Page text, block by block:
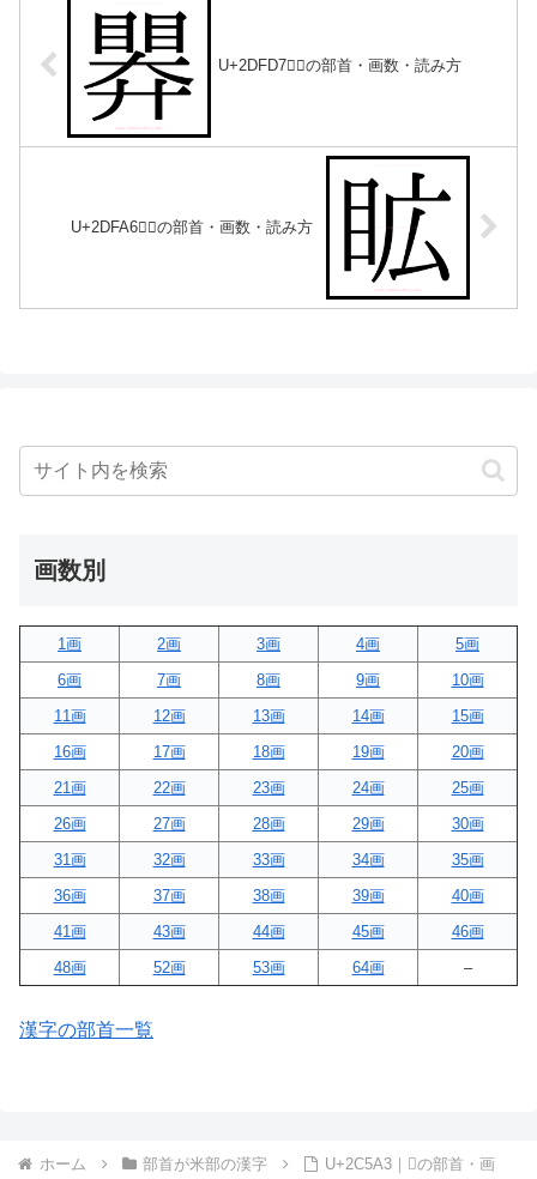
U+2DFD7｜𭿗の部首・画数・読み方
U+2DFA6｜𭾦の部首・画数・読み方
画数別
1画 2画 3画 4画
5画
6画
7画 8画 9画
10画
11画
12画 13画 14画
15画
16画
17画 18画 19画
20画
21画
22画 23画 24画
25画
26画
27画 28画 29画
30画
31画
32画 33画 34画
35画
36画
37画 38画 39画
40画
41画
43画 44画 45画
46画
48画
52画 53画 64画 –
漢字の部首一覧
ホーム 部首が米部の漢字 U+2C5A3｜𬖣の部首・画